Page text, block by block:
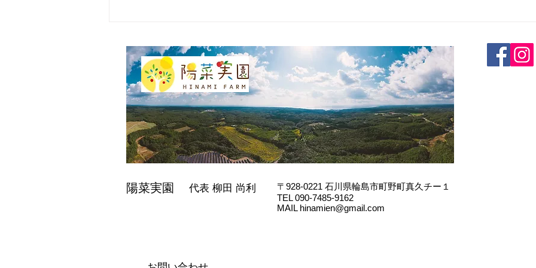
陽菜実園 代表 柳田 尚利 〒928-0221 石川県輪島市町野町真久チー１
TEL 090-7485-9162
MAIL hinamien@gmail.com